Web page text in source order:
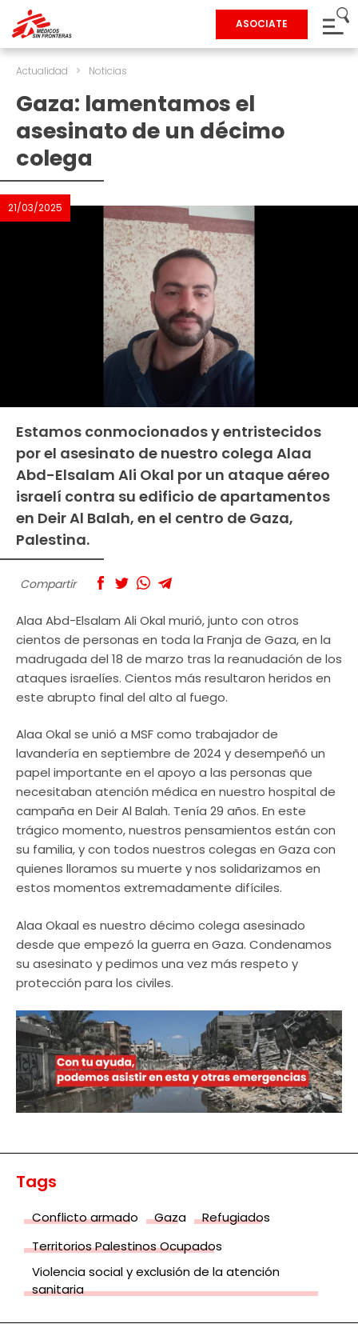
ASOCIATE
Actualidad > Noticias
Gaza: lamentamos el
asesinato de un décimo
colega
21/03/2025
Estamos conmocionados y entristecidos
por el asesinato de nuestro colega Alaa
Abd-Elsalam Ali Okal por un ataque aéreo
israelí contra su edificio de apartamentos
en Deir Al Balah, en el centro de Gaza,
Palestina.
Compartir
Alaa Abd-Elsalam Ali Okal murió, junto con otros
cientos de personas en toda la Franja de Gaza, en la
madrugada del 18 de marzo tras la reanudación de los
ataques israelíes. Cientos más resultaron heridos en
este abrupto final del alto al fuego.
Alaa Okal se unió a MSF como trabajador de
lavandería en septiembre de 2024 y desempeñó un
papel importante en el apoyo a las personas que
necesitaban atención médica en nuestro hospital de
campaña en Deir Al Balah. Tenía 29 años. En este
trágico momento, nuestros pensamientos están con
su familia, y con todos nuestros colegas en Gaza con
quienes lloramos su muerte y nos solidarizamos en
estos momentos extremadamente difíciles.
Alaa Okaal es nuestro décimo colega asesinado
desde que empezó la guerra en Gaza. Condenamos
su asesinato y pedimos una vez más respeto y
protección para los civiles.
Tags
Conflicto armado Gaza
Refugiados
Territorios Palestinos Ocupados
Violencia social y exclusión de la atención
sanitaria